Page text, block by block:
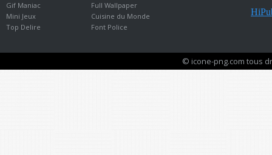
Gif Maniac
Mini Jeux
Top Delire
Full Wallpaper
Cuisine du Monde
Font Police
© icone-png.com tous